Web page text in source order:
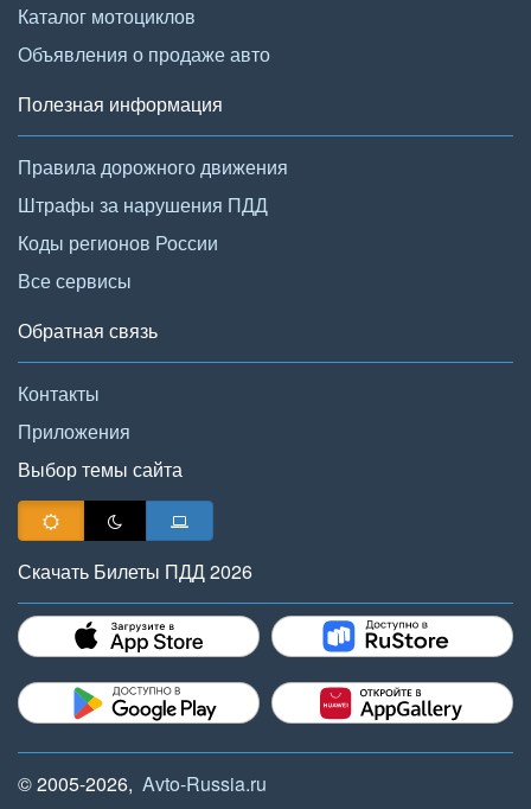
Каталог мотоциклов
Объявления о продаже авто
Полезная информация
Правила дорожного движения
Штрафы за нарушения ПДД
Коды регионов России
Все сервисы
Обратная связь
Контакты
Приложения
Выбор темы сайта
Скачать Билеты ПДД 2026
© 2005-2026, Avto-Russia.ru